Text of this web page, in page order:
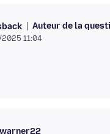
Auteur de la
11:04